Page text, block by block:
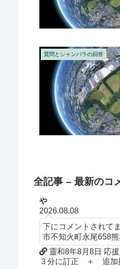
質問とシャンバラの回答
全記事 – 最新のコ
や
2026.08.08
下にコメントされて
市不知火町永尾658
靈和8年8月8日 応
３分に訂正 ＋ 追加